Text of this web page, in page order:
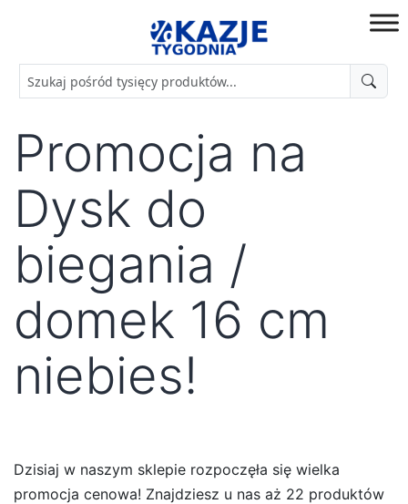
złap
okazję!
Promocja na
Dysk do
biegania /
domek 16 cm
niebies!
Dzisiaj w naszym sklepie rozpoczęła się wielka
promocja cenowa! Znajdziesz u nas aż 22 produktów